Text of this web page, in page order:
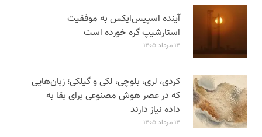
آینده اسپیس‌ایکس به موفقیت
استارشیپ گره خورده است
۱۴ مرداد ۱۴۰۵
کردی، لری، بلوچی، لکی و گیلکی؛ زبان‌هایی
که در عصر هوش مصنوعی برای بقا به
داده نیاز دارند
۱۴ مرداد ۱۴۰۵